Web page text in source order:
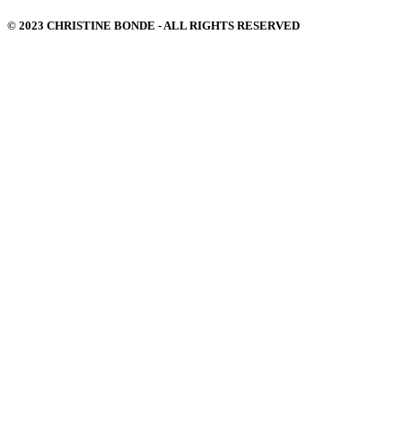
© 2023 CHRISTINE BONDE - ALL RIGHTS RESERVED